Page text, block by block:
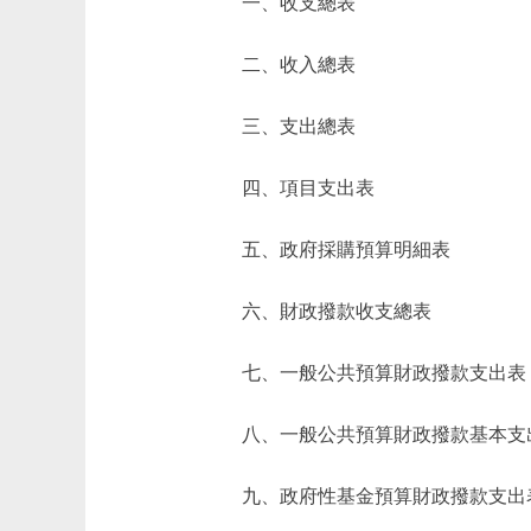
二、收入總表
三、支出總表
四、項目支出表
五、政府採購預算明細表
六、財政撥款收支總表
七、一般公共預算財政撥款支出表
八、一般公共預算財政撥款基本支
九、政府性基金預算財政撥款支出